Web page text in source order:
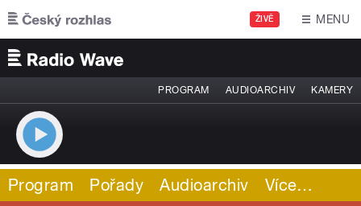
Přejít k hlavnímu obsahu
ŽIVĚ MENU
PROGRAM AUDIOARCHIV KAMERY
Program Pořady Audioarchiv Více…